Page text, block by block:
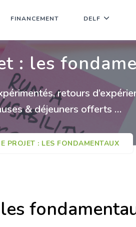
FINANCEMENT DELF
: les
retours
& déjeuners offerts …
PROJET : LES FONDAMENTAUX